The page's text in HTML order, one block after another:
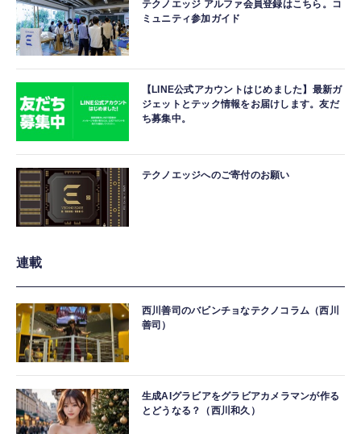
テクノエッジ アルファ会員登録はこちら。コ
ミュニティ参加ガイド
【LINE公式アカウントはじめました】最新ガ
ジェットとテック情報をお届けします。友だ
ち募集中。
テクノエッジへのご寄付のお願い
連載
西川善司のバビンチョなテクノコラム（西川
善司）
生成AIグラビアをグラビアカメラマンが作る
とどうなる？（西川和久）